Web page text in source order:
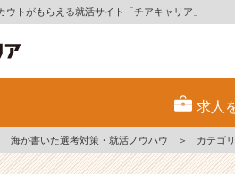
トがもらえる就活サイト「チアキャリア」
策・
就
求人
海が書いた選考対策・就活ノウハウ ＞ カテゴ